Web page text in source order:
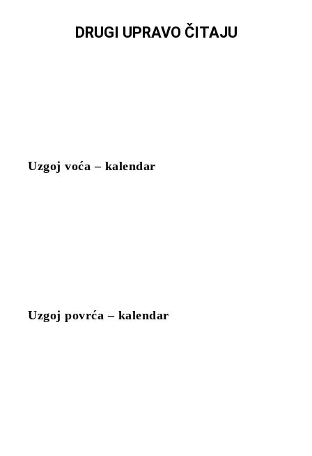
DRUGI UPRAVO ČITAJU
Uzgoj voća – kalendar
Uzgoj povrća – kalendar